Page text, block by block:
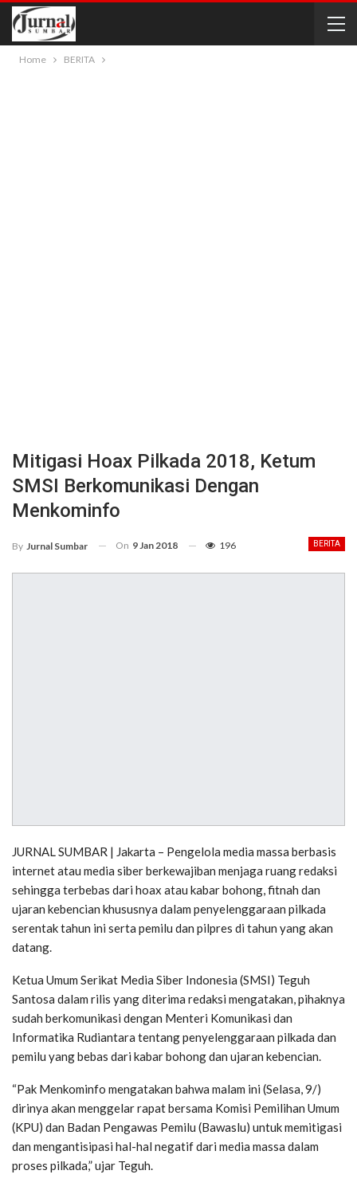
Home BERITA
Mitigasi Hoax Pilkada 2018, Ketum
SMSI Berkomunikasi Dengan
Menkominfo
BERITA
By Jurnal Sumbar On 9 Jan 2018 196
JURNAL SUMBAR | Jakarta – Pengelola media massa berbasis
internet atau media siber berkewajiban menjaga ruang redaksi
sehingga terbebas dari hoax atau kabar bohong, fitnah dan
ujaran kebencian khususnya dalam penyelenggaraan pilkada
serentak tahun ini serta pemilu dan pilpres di tahun yang akan
datang.
Ketua Umum Serikat Media Siber Indonesia (SMSI) Teguh
Santosa dalam rilis yang diterima redaksi mengatakan, pihaknya
sudah berkomunikasi dengan Menteri Komunikasi dan
Informatika Rudiantara tentang penyelenggaraan pilkada dan
pemilu yang bebas dari kabar bohong dan ujaran kebencian.
“Pak Menkominfo mengatakan bahwa malam ini (Selasa, 9/)
dirinya akan menggelar rapat bersama Komisi Pemilihan Umum
(KPU) dan Badan Pengawas Pemilu (Bawaslu) untuk memitigasi
dan mengantisipasi hal-hal negatif dari media massa dalam
proses pilkada,” ujar Teguh.